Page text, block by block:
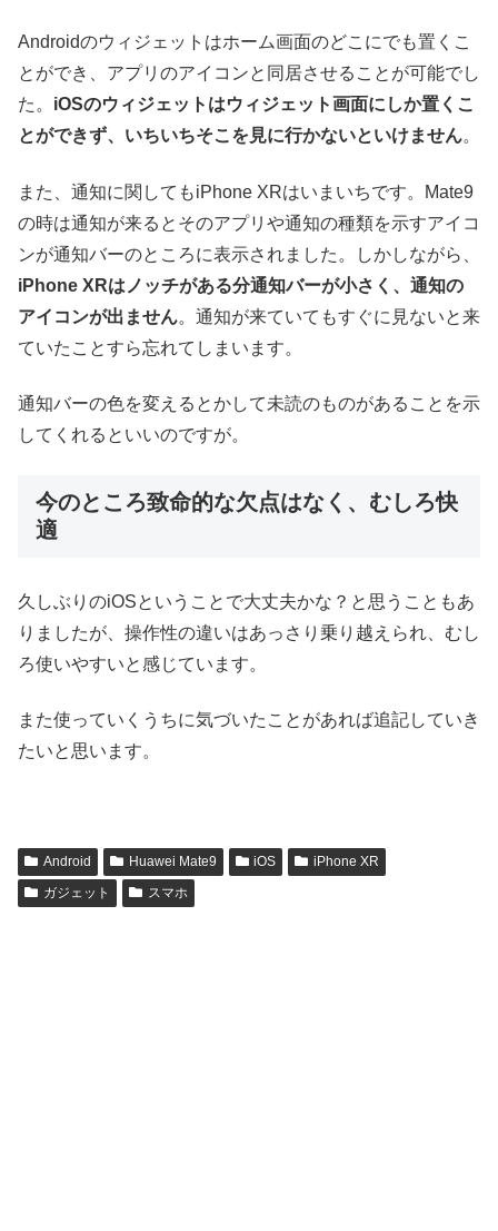
Androidのウィジェットはホーム画面のどこにでも置くこ
とができ、アプリのアイコンと同居させることが可能でし
た。 iOSのウィジェットはウィジェット画面にしか置くこ
とができず、いちいちそこを見に行かないといけません。
また、通知に関してもiPhone XRはいまいちです。Mate9
の時は通知が来るとそのアプリや通知の種類を示すアイコ
ンが通知バーのところに表示されました。しかしながら、
iPhone XRはノッチがある分通知バーが小さく、通知の
アイコンが出ません。通知が来ていてもすぐに見ないと来
ていたことすら忘れてしまいます。
通知バーの色を変えるとかして未読のものがあることを示
してくれるといいのですが。
今のところ致命的な欠点はなく、むしろ快
適
久しぶりのiOSということで大丈夫かな？と思うこともあ
りましたが、操作性の違いはあっさり乗り越えられ、むし
ろ使いやすいと感じています。
また使っていくうちに気づいたことがあれば追記していき
たいと思います。
Android Huawei Mate9 iOS
iPhone XR
ガジェット
スマホ